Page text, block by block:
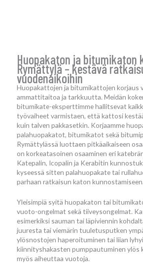
Huopakaton ja bitumikaton
Rymättylä – kestävä
vuodenaikoihin
Huopakattojen ja bitumikattojen korjaus
ammattitaitoa ja tarkkuutta. Meidän
bitumikate-eksperttimme hallitsevat
työvaiheet varmistaen, että kattosi
kuin talven pakkasetkin. Korjaamme
palahuopakatot, bitumikatot sekä
Rymättylässä luottaen pitkäaikaiseen
on korkeatasoinen osaaminen eri
Katepalin, Icopalin ja Kerabitin
kyseessä sitten palahuopakate tai
parhaan ratkaisun katon kunnostamiseen.
Yleisimpiä syitä huopakaton tai
vuoto-ongelmat sekä tiiveysongelmat.
esimerkiksi sauman tai läpiviennin
juuresta tai viemärin tuuletusputken
ylösnostojen haperoituminen tai liian
kiinnityshakasten pumppautuminen ylös
myös aiheuttaa vuotoja.